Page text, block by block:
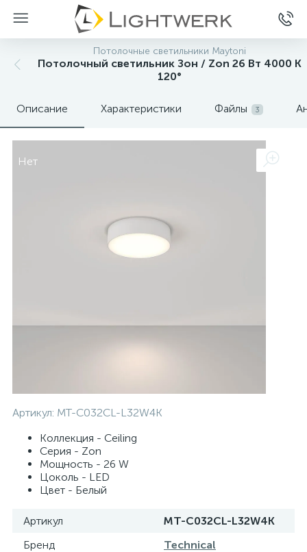
Потолочные светильники Maytoni
Потолочный светильник Зон / Zon 26 Вт 4000 К
120°
Описание Характеристики Файлы 3
Нет
Артикул: MT-C032CL-L32W4K
Коллекция - Ceiling
Серия - Zon
Мощность - 26 W
Цоколь - LED
Цвет - Белый
Артикул
MT-C032CL-L32W4K
Бренд
Technical